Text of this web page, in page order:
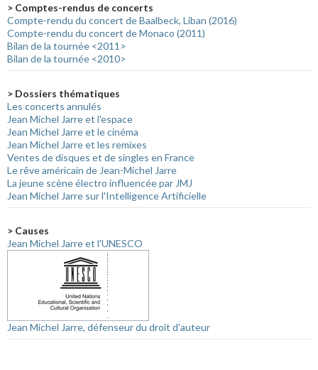
> Comptes-rendus de concerts
Compte-rendu du concert de Baalbeck, Liban (2016)
Compte-rendu du concert de Monaco (2011)
Bilan de la tournée <2011>
Bilan de la tournée <2010>
> Dossiers thématiques
Les concerts annulés
Jean Michel Jarre et l'espace
Jean Michel Jarre et le cinéma
Jean Michel Jarre et les remixes
Ventes de disques et de singles en France
Le rêve américain de Jean-Michel Jarre
La jeune scène électro influencée par JMJ
Jean Michel Jarre sur l'Intelligence Artificielle
> Causes
Jean Michel Jarre et l'UNESCO
Jean Michel Jarre, défenseur du droit d'auteur